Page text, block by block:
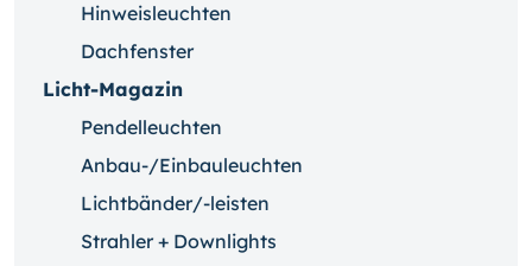
Hinweisleuchten
Dachfenster
Licht-Magazin
Pendelleuchten
Anbau-/Einbauleuchten
Lichtbänder/-leisten
Strahler + Downlights